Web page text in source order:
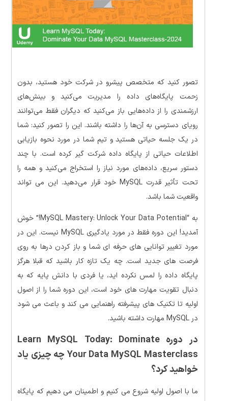
تصور کنید که متخصص پیشرو در شرکت خود هستید، بدون
زحمت پایگاه‌های داده را مدیریت می‌کنید و بینش‌های
ارزشمندی را از داده‌هایی باز می‌کنید که دیگران فقط می‌توانند
رویای دسترسی به آن‌ها را داشته باشند. این را تصور کنید: شما
در یک جلسه حیاتی هستید و تیم شما در مورد نحوه بازیابی
اطلاعات حیاتی از پایگاه داده شرکت گیر کرده است. با چند
دستور سریع، داده‌های مورد نیاز را استخراج می‌کنید و همه را
تحت تأثیر قدرت MySQL خود قرار می‌دهید. این می تواند
واقعیت شما باشد.
به “MySQL Mastery: Unlock Your Data Potential!” خوش
آمدید! این دوره فقط در مورد یادگیری MySQL نیست. این در
مورد تغییر توانایی های حرفه ای شما و باز کردن درها به روی
فرصت های جدید است. چه یک تازه کار باشید که قبلا هرگز
پایگاه داده را لمس نکرده اید، یا فردی با دانش پایه که به
دنبال تقویت مهارت های خود است، این دوره شما را از اصول
اولیه تا تکنیک های پیشرفته راهنمایی می کند و باعث می شود
در MySQL مهارت داشته باشید.
در دوره Learn MySQL Today: Dominate
Your Data MySQL Masterclass چه چیزی یاد
خواهید کرد؟
ما با اصول اولیه شروع می کنیم و اطمینان می دهیم که پایگاه